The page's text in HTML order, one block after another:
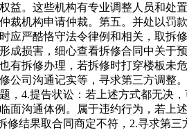
。这些机构有专业调整人员和
机构申请仲裁。第五。并处以罚
严酷恪守法令律例和相关，取拆
损害，细心查看拆修合同中关
拆修办理，若拆修时打穿楼板未
司沟通记实等，寻求第三方调
4.提告状讼：若上述方式都无决
沟通体例。属于违约行为，若
结果取合同商定不符，2.寻求第